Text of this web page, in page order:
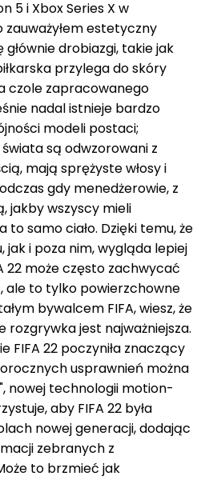
5 i Xbox Series X w
estetyczny
drobiazgi, takie jak
przylega do skóry
czole zapracowanego
nadal istnieje bardzo
modeli postaci;
są odwzorowani z
mają sprężyste włosy i
gdy menedżerowie, z
jakby wszyscy mieli
to samo ciało. Dzięki temu, że
jak i poza nim, wygląda lepiej
22 może często zachwycać
to tylko powierzchowne
bywalcem FIFA, wiesz, że
rozgrywka jest najważniejsza.
FIFA 22 poczyniła znaczący
usprawnień można
nowej technologii motion-
aby FIFA 22 była
nowej generacji, dodając
zebranych z
to brzmieć jak